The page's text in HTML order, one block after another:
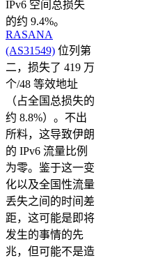
IPv6 空间总损失
的约 9.4%。
RASANA
(AS31549) 位列第
二，损失了 419 万
个/48 等效地址
（占全国总损失的
约 8.8%）。不出
所料，这导致伊朗
的 IPv6 流量比例
为零。鉴于这一变
化以及全国性流量
丢失之间的时间差
距，这可能是即将
发生的事情的先
兆，但可能不是造